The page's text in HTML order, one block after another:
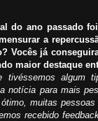
do ano passado
a
Vocês já
maior destaque
tivéssemos algum
notícia para mais
muitas
recebido